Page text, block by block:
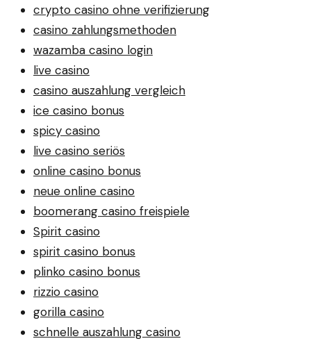
crypto casino ohne verifizierung
casino zahlungsmethoden
wazamba casino login
live casino
casino auszahlung vergleich
ice casino bonus
spicy casino
live casino seriös
online casino bonus
neue online casino
boomerang casino freispiele
Spirit casino
spirit casino bonus
plinko casino bonus
rizzio casino
gorilla casino
schnelle auszahlung casino